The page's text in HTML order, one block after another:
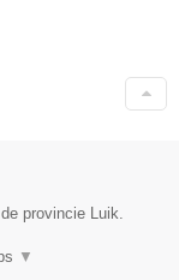
provincie Luik.
▼